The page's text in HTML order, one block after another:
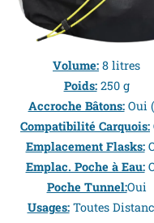
Volume: 8 litres
Poids:250 g
Accroche Bâtons:Oui
Compatibilité Carquois:
Emplacement Flasks:
Emplac. Poche à Eau:
Poche Tunnel:Oui
Usages:Toutes